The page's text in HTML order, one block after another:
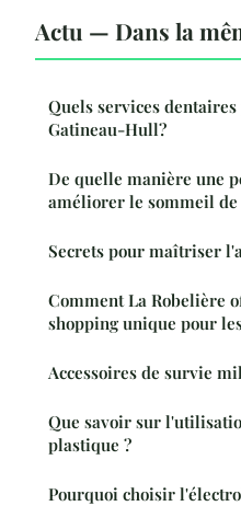
Actu — Dans la
Quels services
Gatineau-Hull?
De quelle manière une
améliorer le sommeil
Secrets pour maîtriser
Comment La Robelière
shopping unique pour
Accessoires de survie
Que savoir sur
plastique ?
Pourquoi choisir